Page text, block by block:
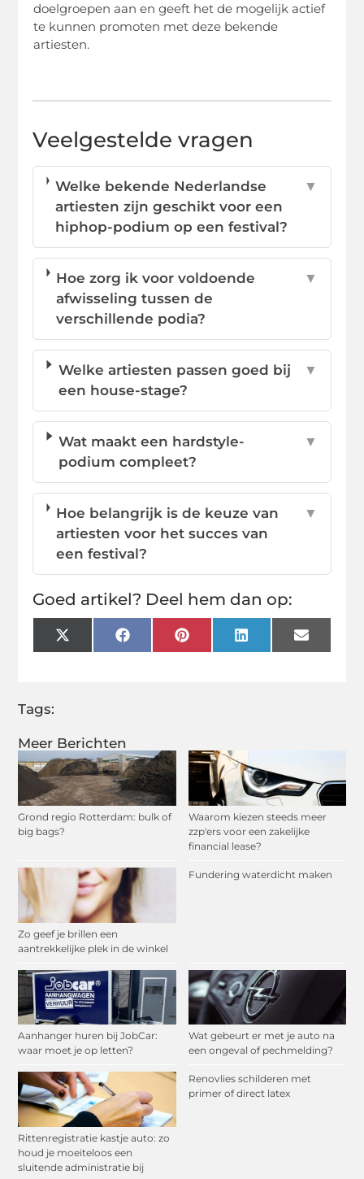
Meer Berichten
Grond regio Rotterdam: bulk of
big bags?
Waarom kiezen steeds meer
zzp'ers voor een zakelijke
financial lease?
Zo geef je brillen een
aantrekkelijke plek in de winkel
Fundering waterdicht maken
Aanhanger huren bij JobCar:
waar moet je op letten?
Wat gebeurt er met je auto na
een ongeval of pechmelding?
Rittenregistratie kastje auto: zo
houd je moeiteloos een
sluitende administratie bij
Renovlies schilderen met
primer of direct latex
doelgroepen aan en geeft het de mogelijk actief
te kunnen promoten met deze bekende
artiesten.
Veelgestelde vragen
Welke bekende Nederlandse
artiesten zijn geschikt voor een
hiphop-podium op een festival?
▼
Hoe zorg ik voor voldoende
afwisseling tussen de
verschillende podia?
▼
Welke artiesten passen goed bij
een house-stage?
▼
Wat maakt een hardstyle-
podium compleet?
▼
Hoe belangrijk is de keuze van
artiesten voor het succes van
een festival?
▼
Goed artikel? Deel hem dan op:
X
(Twitter)
FacebookPinterestLinkedInEmail
Tags: